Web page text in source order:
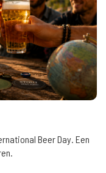
Beer Day. Een